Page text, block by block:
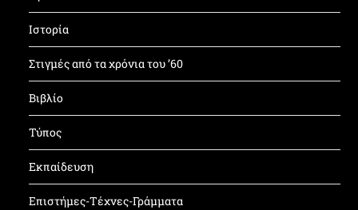
Ιστορία
Στιγμές από τα χρόνια του ’60
Βιβλίο
Τύπος
Εκπαίδευση
Επιστήμες-Τέχνες-Γράμματα